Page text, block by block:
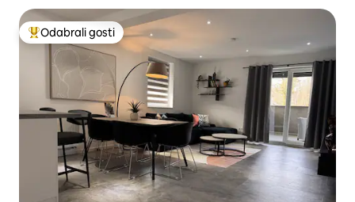
Među najviše rangiranima s oznakom „Odabrali gosti”
Odabrali gosti